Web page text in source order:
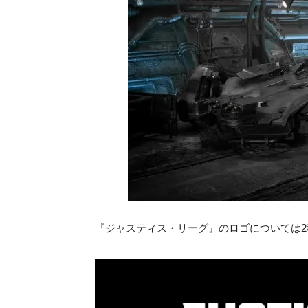
『ジャスティス・リーグ』のロゴについては